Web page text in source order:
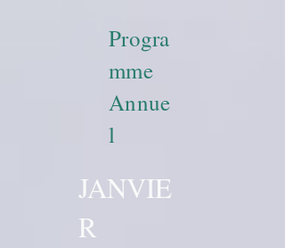
Progra
mme
Annue
l
JANVIE
R